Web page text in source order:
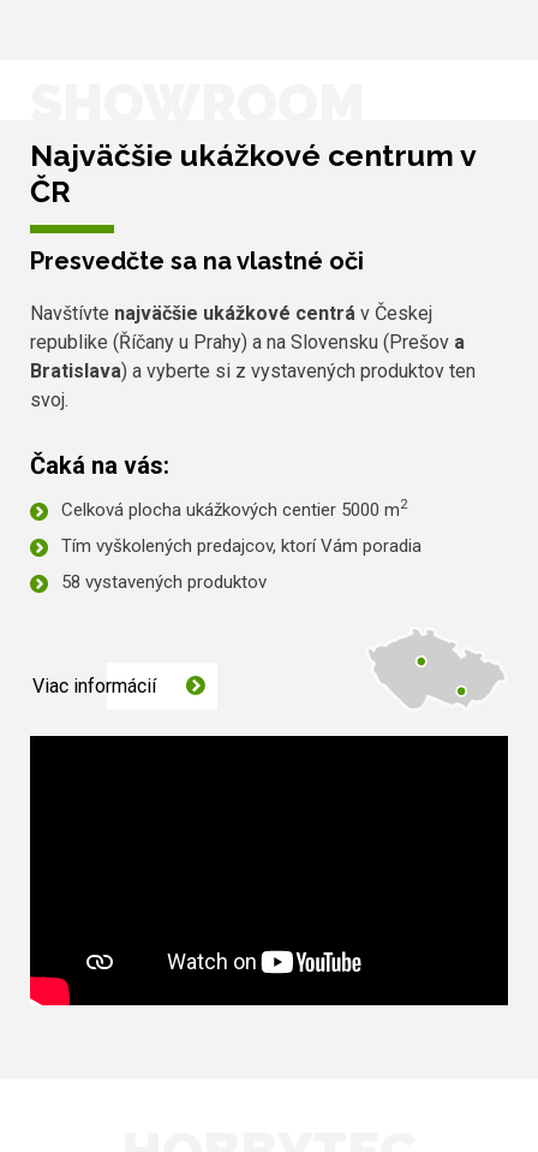
Najväčšie ukážkové centrum v
ČR
Presvedčte sa na vlastné oči
Navštívte najväčšie ukážkové centrá v Českej
republike (Říčany u Prahy) a na Slovensku (Prešov a
Bratislava) a vyberte si z vystavených produktov ten
svoj.
Čaká na vás:
Celková plocha ukážkových centier 5000 m2
Tím vyškolených predajcov, ktorí Vám poradia
58 vystavených produktov
Viac informácií